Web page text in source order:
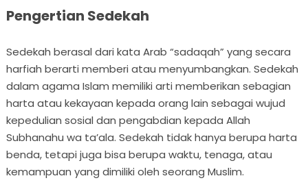
Pengertian Sedekah
Sedekah berasal dari kata Arab “sadaqah” yang secara
harfiah berarti memberi atau menyumbangkan. Sedekah
dalam agama Islam memiliki arti memberikan sebagian
harta atau kekayaan kepada orang lain sebagai wujud
kepedulian sosial dan pengabdian kepada Allah
Subhanahu wa ta’ala. Sedekah tidak hanya berupa harta
benda, tetapi juga bisa berupa waktu, tenaga, atau
kemampuan yang dimiliki oleh seorang Muslim.